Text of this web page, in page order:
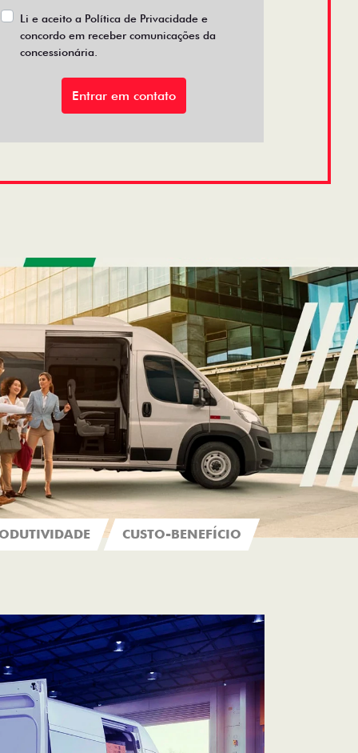
Li e aceito a Política de Privacidadee
concordo em receber comunicações da
concessionária.
Entrar em contato
CUSTO-BENEFÍCIO